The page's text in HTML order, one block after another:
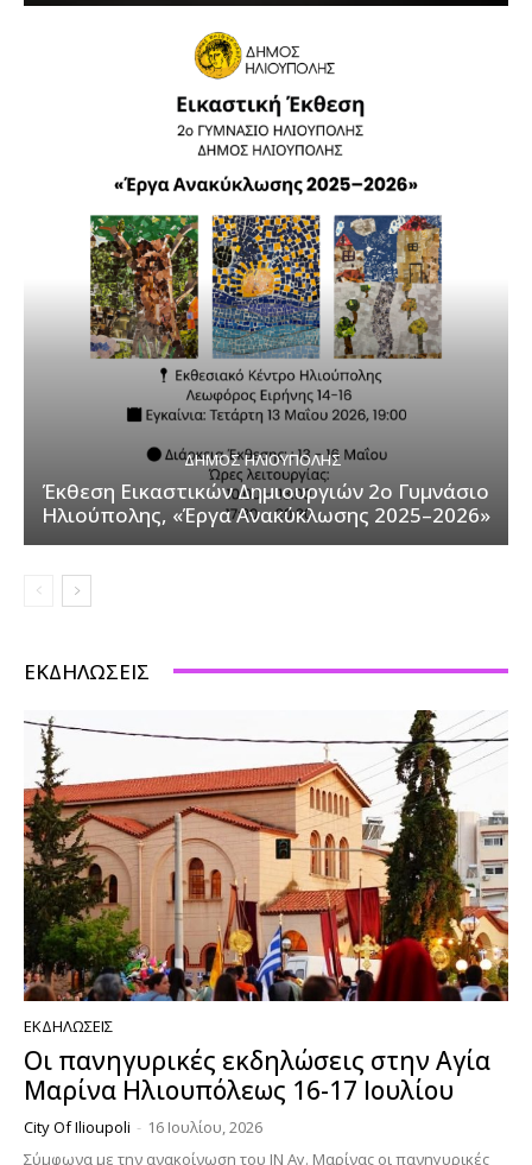
ΔΉΜΟΣ ΗΛΙΟΎΠΟΛΗΣ
Έκθεση Εικαστικών Δημιουργιών 2ο Γυμνάσιο
Ηλιούπολης, «Έργα Ανακύκλωσης 2025–2026»
ΕΚΔΗΛΏΣΕΙΣ
ΕΚΔΗΛΏΣΕΙΣ
Οι πανηγυρικές εκδηλώσεις στην Αγία
Μαρίνα Ηλιουπόλεως 16-17 Ιουλίου
City Of Ilioupoli - 16 Ιουλίου, 2026
Σύμφωνα με την ανακοίνωση του ΙΝ Αγ. Μαρίνας οι πανηγυρικές